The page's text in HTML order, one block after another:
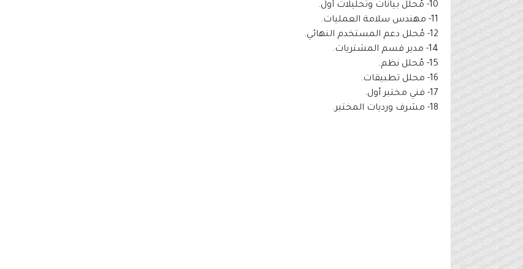
10- مُحلل بيانات وتحليلات أول.
11- مهندس سلامة العمليات.
12- مُحلل دعم المستخدم النهائي.
14- مدير قسم المشتريات.
15- مُحلل نظم.
16- محلل تطبيقات.
17- فني مختبر أول.
18- مشرف ورديات المختبر.